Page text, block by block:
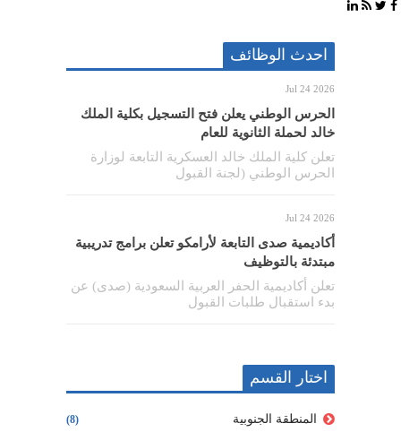
احدث الوظائف
Jul 24 2026
الحرس الوطني يعلن فتح التسجيل بكلية الملك
خالد لحملة الثانوية للعام
تعلن كلية الملك خالد العسكرية التابعة لوزارة
الحرس الوطني (لجنة القبول
Jul 24 2026
أكاديمية صدى التابعة لأرامكو تعلن برامج تدريبية
مبتدئة بالتوظيف
تعلن أكاديمية الحفر العربية السعودية (صدى) عن
بدء استقبال طلبات القبول
اختار القسم
المنطقة الجنوبية (8)